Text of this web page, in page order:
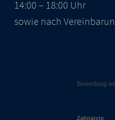
14:00 – 18:00 Uhr
sowie nach
Bewertung
Zahnärzte